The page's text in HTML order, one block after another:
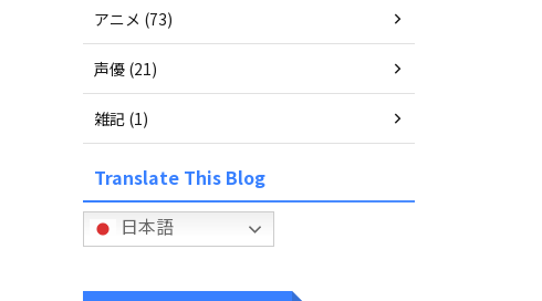
アニメ (73)
声優 (21)
雑記 (1)
Translate This Blog
日本語